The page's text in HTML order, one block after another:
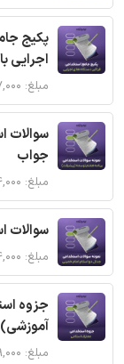
پکیج
اجرایی
مبلغ: ۶۹۷,۰۰۰ تومان
سوالات
جواب
مبلغ: ۲۰۴,۰۰۰ تومان
سوالات
مبلغ: ۲۰۴,۰۰۰ تومان
جزوه
آموزشی)
مبلغ: ۴۵۹,۰۰۰ تومان